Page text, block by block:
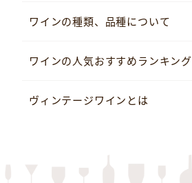
ワインの種類、品種について
ワインの人気おすすめランキング
ヴィンテージワインとは